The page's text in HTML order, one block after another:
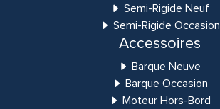
Semi-Rigide Neuf
Semi-Rigide Occasion
Accessoires
Barque Neuve
Barque Occasion
Moteur Hors-Bord